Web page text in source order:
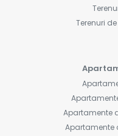
Terenuri
Apartamente
Apartamente